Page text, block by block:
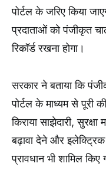
पोर्टल के जरिए किया
प्रदाताओं को पंजीकृत
रिकॉर्ड रखना होगा।
सरकार ने बताया कि
पोर्टल के माध्यम से पूरी
किराया साझेदारी,
बढ़ावा देने और
प्रावधान भी शामिल किए